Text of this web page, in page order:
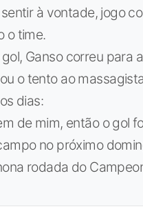
à vontade, jogo
o time.
Ganso correu para
o tento ao
dias:
de mim, então o gol
no próximo
rodada do